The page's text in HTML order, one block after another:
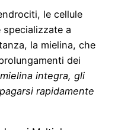
le cellule
a
la mielina, che
dei
integra, gli
rapidamente